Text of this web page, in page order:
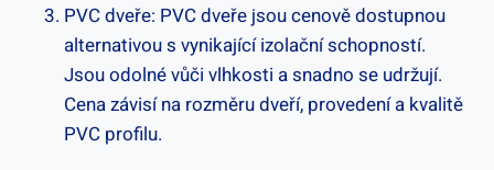
PVC dveře: PVC dveře jsou cenově dostupnou
alternativou s vynikající izolační schopností.
Jsou odolné vůči vlhkosti a snadno se udržují.
Cena závisí na rozměru dveří, provedení a kvalitě
PVC profilu.